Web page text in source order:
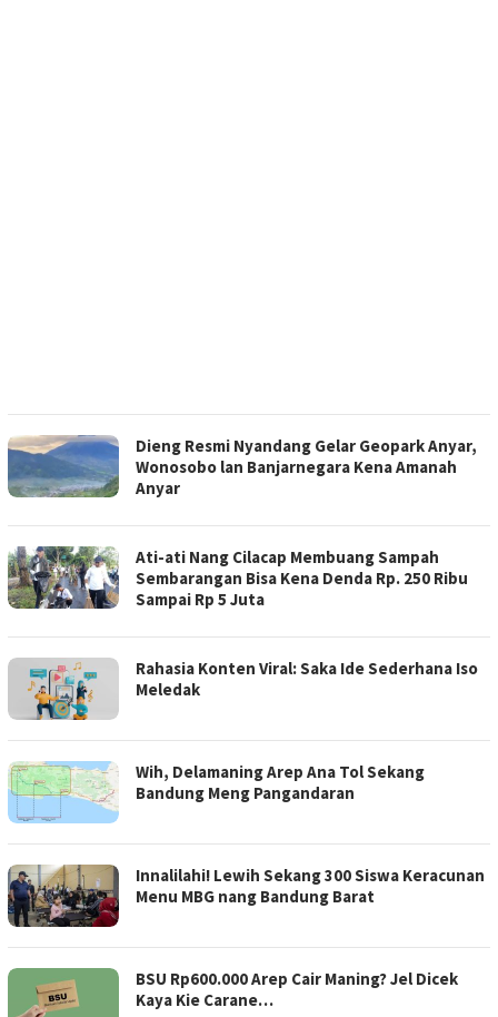
Dieng Resmi Nyandang Gelar Geopark Anyar,
Wonosobo lan Banjarnegara Kena Amanah
Anyar
Ati-ati Nang Cilacap Membuang Sampah
Sembarangan Bisa Kena Denda Rp. 250 Ribu
Sampai Rp 5 Juta
Rahasia Konten Viral: Saka Ide Sederhana Iso
Meledak
Wih, Delamaning Arep Ana Tol Sekang
Bandung Meng Pangandaran
Innalilahi! Lewih Sekang 300 Siswa Keracunan
Menu MBG nang Bandung Barat
BSU Rp600.000 Arep Cair Maning? Jel Dicek
Kaya Kie Carane…